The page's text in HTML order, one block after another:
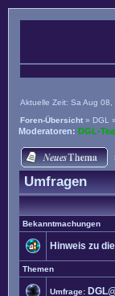
Aktuelle Zeit: Sa Aug 08,
Foren-Übersicht » DGL »
Moderatoren: DGL-
Umfragen
Bekanntmachungen
Hinweis zu
Themen
Umfrage: